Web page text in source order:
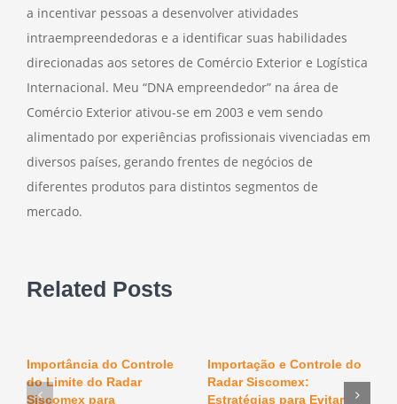
a incentivar pessoas a desenvolver atividades
intraempreendedoras e a identificar suas habilidades
direcionadas aos setores de Comércio Exterior e Logística
Internacional. Meu “DNA empreendedor” na área de
Comércio Exterior ativou-se em 2003 e vem sendo
alimentado por experiências profissionais vivenciadas em
diversos países, gerando frentes de negócios de
diferentes produtos para distintos segmentos de
mercado.
Related Posts
Importância do Controle
do Limite do Radar
Siscomex para
Importação e Controle do
Radar Siscomex:
Estratégias para Evitar